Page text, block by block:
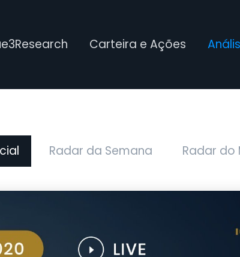
Carteira e Ações
Radar da Semana Radar do